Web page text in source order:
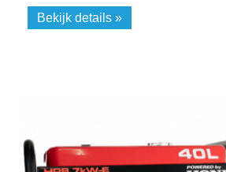
Bekijk details »